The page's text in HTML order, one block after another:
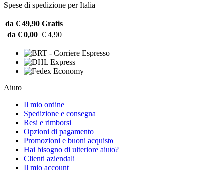
Spese di spedizione per Italia
da € 49,90 Gratis
da € 0,00 € 4,90
Aiuto
Il mio ordine
Spedizione e consegna
Resi e rimborsi
Opzioni di pagamento
Promozioni e buoni acquisto
Hai bisogno di ulteriore aiuto?
Clienti aziendali
Il mio account